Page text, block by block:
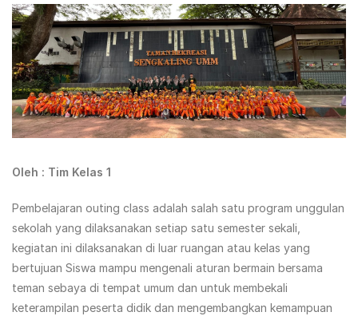
Oleh : Tim Kelas 1
Pembelajaran outing class adalah salah satu program unggulan
sekolah yang dilaksanakan setiap satu semester sekali,
kegiatan ini dilaksanakan di luar ruangan atau kelas yang
bertujuan Siswa mampu mengenali aturan bermain bersama
teman sebaya di tempat umum dan untuk membekali
keterampilan peserta didik dan mengembangkan kemampuan